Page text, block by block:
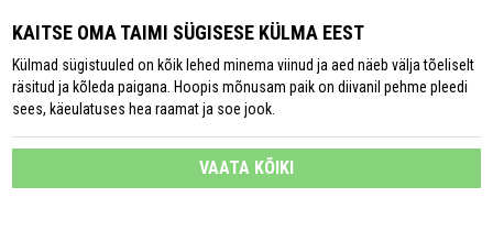
KAITSE OMA TAIMI SÜGISESE KÜLMA EEST
Külmad sügistuuled on kõik lehed minema viinud ja aed näeb välja tõeliselt
räsitud ja kõleda paigana. Hoopis mõnusam paik on diivanil pehme pleedi
sees, käeulatuses hea raamat ja soe jook.
VAATA KÕIKI